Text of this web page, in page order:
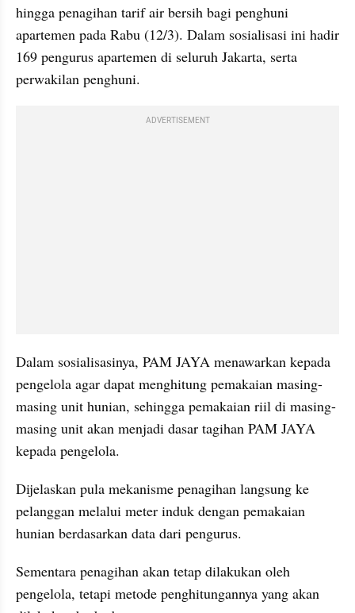
hingga penagihan tarif air bersih bagi penghuni
apartemen pada Rabu (12/3). Dalam sosialisasi ini hadir
169 pengurus apartemen di seluruh Jakarta, serta
perwakilan penghuni.
ADVERTISEMENT
Dalam sosialisasinya, PAM JAYA menawarkan kepada
pengelola agar dapat menghitung pemakaian masing-
masing unit hunian, sehingga pemakaian riil di masing-
masing unit akan menjadi dasar tagihan PAM JAYA
kepada pengelola.
Dijelaskan pula mekanisme penagihan langsung ke
pelanggan melalui meter induk dengan pemakaian
hunian berdasarkan data dari pengurus.
Sementara penagihan akan tetap dilakukan oleh
pengelola, tetapi metode penghitungannya yang akan